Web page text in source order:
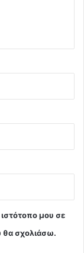
μου σε
θα σχολιάσω.